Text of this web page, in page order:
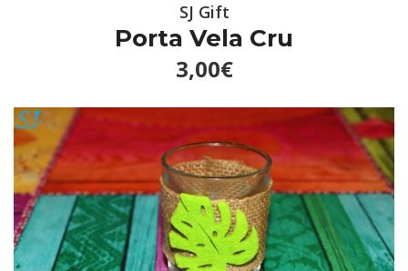
SJ Gift
Porta Vela Cru
3,00€